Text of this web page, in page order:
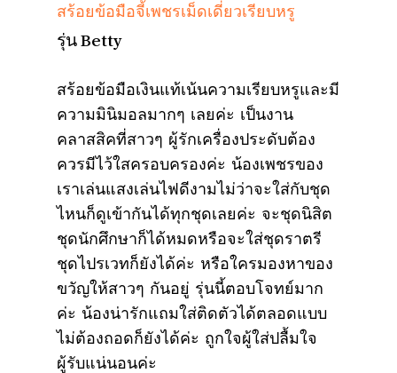
สร้อยข้อมือจี้เพชรเม็ดเดี่ยวเรียบหรู
รุ่น Betty
สร้อยข้อมือเงินแท้เน้นความเรียบหรูและมี
ความมินิมอลมากๆ เลยค่ะ เป็นงาน
คลาสสิคที่สาวๆ ผู้รักเครื่องประดับต้อง
ควรมีไว้ใสครอบครองค่ะ น้องเพชรของ
เราเล่นแสงเล่นไฟดีงามไม่ว่าจะใส่กับชุด
ไหนก็ดูเข้ากันได้ทุกชุดเลยค่ะ จะชุดนิสิต
ชุดนักศึกษาก็ได้หมดหรือจะใส่ชุดราตรี
ชุดไปรเวทก็ยังได้ค่ะ หรือใครมองหาของ
ขวัญให้สาวๆ กันอยู่ รุ่นนี้ตอบโจทย์มาก
ค่ะ น้องน่ารักแถมใส่ติดตัวได้ตลอดแบบ
ไม่ต้องถอดก็ยังได้ค่ะ ถูกใจผู้ใส่ปลื้มใจ
ผู้รับแน่นอนค่ะ